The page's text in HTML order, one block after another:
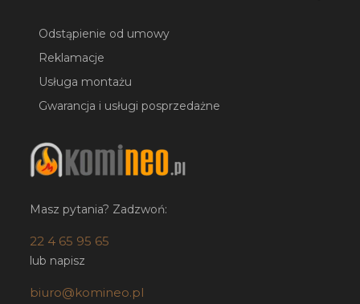
Odstąpienie od umowy
Reklamacje
Usługa montażu
Gwarancja i usługi posprzedażne
Masz pytania? Zadzwoń:
22 4 65 95 65
lub napisz
biuro@komineo.pl